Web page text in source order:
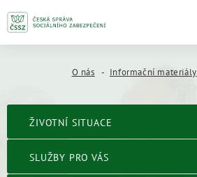
O nás Informační materiály
ŽIVOTNÍ SITUACE
SLUŽBY PRO VÁS